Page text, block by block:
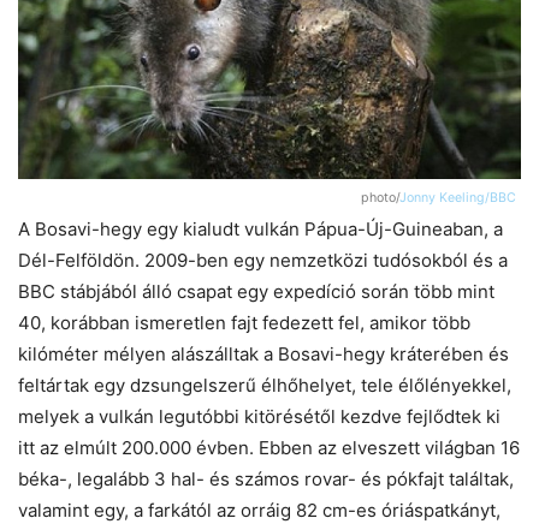
photo/Jonny Keeling/BBC
A Bosavi-hegy egy kialudt vulkán Pápua-Új-Guineaban, a
Dél-Felföldön. 2009-ben egy nemzetközi tudósokból és a
BBC stábjából álló csapat egy expedíció során több mint
40, korábban ismeretlen fajt fedezett fel, amikor több
kilóméter mélyen alászálltak a Bosavi-hegy kráterében és
feltártak egy dzsungelszerű élhőhelyet, tele élőlényekkel,
melyek a vulkán legutóbbi kitörésétől kezdve fejlődtek ki
itt az elmúlt 200.000 évben. Ebben az elveszett világban 16
béka-, legalább 3 hal- és számos rovar- és pókfajt találtak,
valamint egy, a farkától az orráig 82 cm-es óriáspatkányt,